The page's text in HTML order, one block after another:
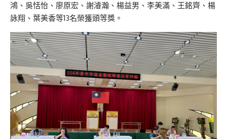
鴻、吳恬怡、廖原宏、謝濬瀚、楊益男、李美滿、王銘齊、楊
詠翔、葉美香等13名榮獲頭等獎。